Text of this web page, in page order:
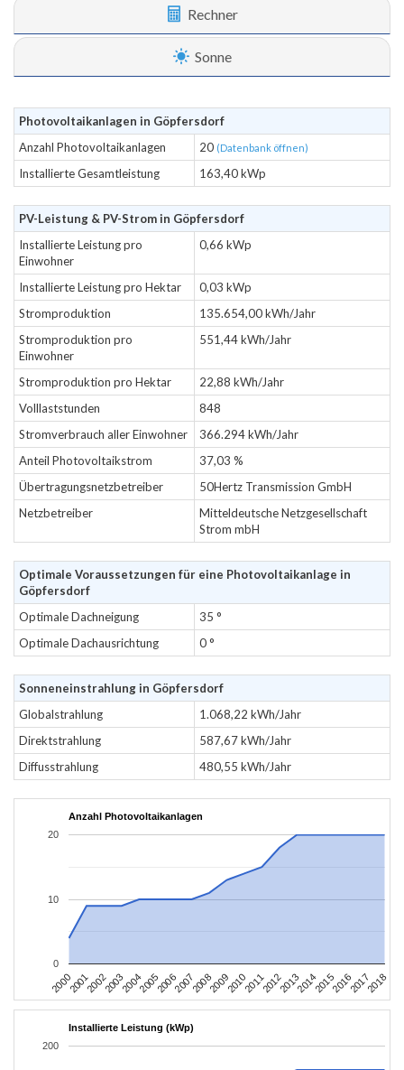
Rechner
Sonne
Photovoltaikanlagen in Göpfersdorf
Anzahl Photovoltaikanlagen
20 (Datenbank öffnen)
Installierte Gesamtleistung 163,40 kWp
PV-Leistung & PV-Strom in Göpfersdorf
Installierte Leistung pro
Einwohner
0,66 kWp
Installierte Leistung pro Hektar
0,03 kWp
Stromproduktion
135.654,00 kWh/Jahr
Stromproduktion pro
Einwohner
551,44 kWh/Jahr
Stromproduktion pro Hektar
22,88 kWh/Jahr
Volllaststunden
848
Stromverbrauch aller Einwohner
366.294 kWh/Jahr
Anteil Photovoltaikstrom
37,03 %
Übertragungsnetzbetreiber
50Hertz Transmission GmbH
Netzbetreiber
Mitteldeutsche Netzgesellschaft
Strom mbH
Optimale Voraussetzungen für eine Photovoltaikanlage in
Göpfersdorf
Optimale Dachneigung
35 °
Optimale Dachausrichtung
0 °
Sonneneinstrahlung in Göpfersdorf
Globalstrahlung
1.068,22 kWh/Jahr
Direktstrahlung
587,67 kWh/Jahr
Diffusstrahlung
480,55 kWh/Jahr
Anzahl Photovoltaikanlagen
2000200120022003200420052006200720082009201020112012201320142015201620172018
0
10
20
Installierte Leistung (kWp)
200